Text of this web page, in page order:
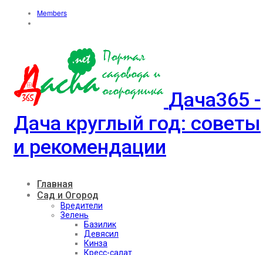
Members
Дача365 -
Дача круглый год: советы
и рекомендации
Главная
Сад и Огород
Вредители
Зелень
Базилик
Девясил
Кинза
Кресс-салат